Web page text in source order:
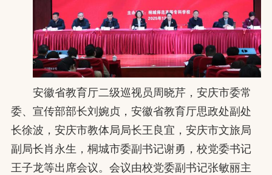
安徽省教育厅二级巡视员周晓芹，安庆市委常
委、宣传部部长刘婉贞，安徽省教育厅思政处副处
长徐波，安庆市教体局局长王良宜，安庆市文旅局
副局长肖永生，桐城市委副书记谢勇，校党委书记
王子龙等出席会议。会议由校党委副书记张敏丽主